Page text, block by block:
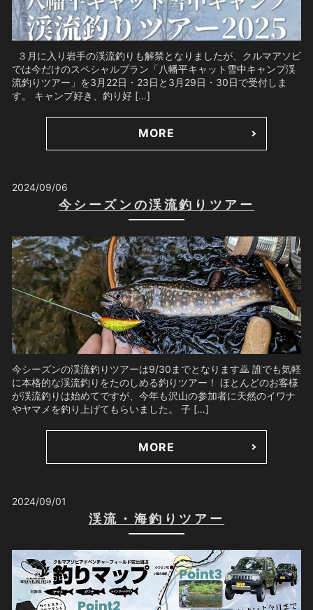
３月に入り岩手の渓流釣りも解禁となりましたが、クルマアソビ
では今だけのスペシャルプラン「八幡平キャット雪中キャンプ渓
流釣りツアー」を3月22日・23日と3月29日・30日で受付しま
す。 キャンプ好き、釣り好 […]
MORE
2024/09/06
今シーズンの渓流釣りツアー
今シーズンの渓流釣りツアーは9/30までとなります🙇 誰でも気軽
に本格的な渓流釣りをたのしめる釣りツアー！ ほとんどのお客様
が渓流釣りは始めてですが、今年も沢山の参加者に天然のイワナ
やヤマメを釣り上げてもらいました。 子 […]
MORE
2024/09/01
渓流・海釣りツアー